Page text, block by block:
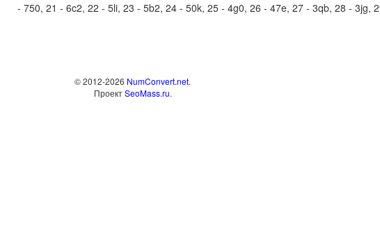
- 750, 21 - 6c2, 22 - 5li, 23 - 5b2, 24 - 50k, 25 - 4g0, 26 - 47e, 27 - 3qb, 28 - 3jg,
© 2012-2026 NumConvert.net.
ПроектSeoMass.ru.